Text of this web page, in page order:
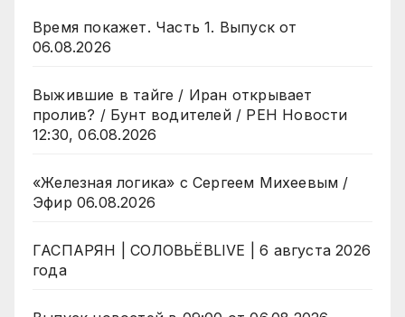
Время покажет. Часть 1. Выпуск от
06.08.2026
Выжившие в тайге / Иран открывает
пролив? / Бунт водителей / РЕН Новости
12:30, 06.08.2026
«Железная логика» с Сергеем Михеевым /
Эфир 06.08.2026
ГАСПАРЯН | СОЛОВЬЁВLIVE | 6 августа 2026
года